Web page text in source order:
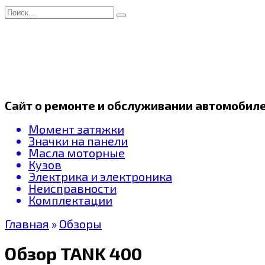
Перейти
к
Search
for:
Сайт о ремонте и обслуживании
Момент затяжки
Значки на панели
Масла моторные
Кузов
Электрика и электроника
Неисправности
Комплектации
Главная » Обзоры
Обзор TANK 400